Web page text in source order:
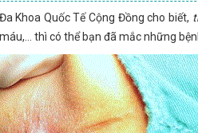
Khoa Quốc Tế Cộng Đồng cho biết,
thì có thể bạn đã mắc những